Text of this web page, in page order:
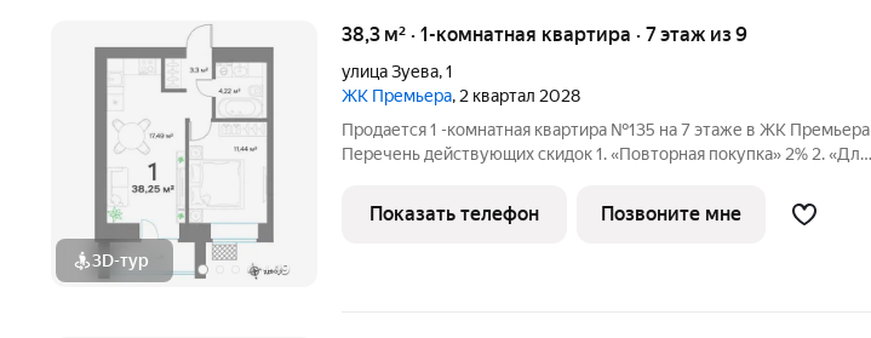
3D-тур +19
38,3 м² · 1-комнатная квартира · 7 этаж из 9
улица Зуева,1
ЖК Премьера, 2 квартал 2028
Продается 1 -комнатная квартира №135 на 7 этаже в ЖК Премьера
Перечень действующих скидок 1. «Повторная покупка» 2% 2. «Для
большая скидка» от 1% до 3% По каждому виду скидок требуются
Показать телефон Позвоните мне